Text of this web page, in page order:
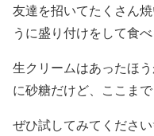
友達を招いてたくさん
うに盛り付けをして食
生クリームはあったほ
に砂糖だけど、ここま
ぜひ試してみてください